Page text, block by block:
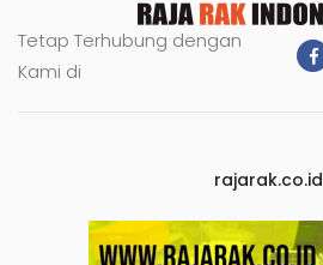
Tetap Terhubung dengan
Kami di
rajarak.co.id